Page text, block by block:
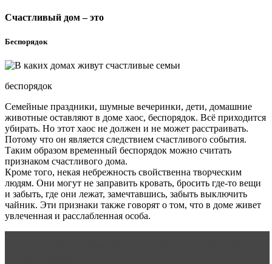
Счастливый дом – это
Беспорядок
беспорядок
Семейные праздники, шумные вечеринки, дети, домашние
животные оставляют в доме хаос, беспорядок. Всё приходится
убирать. Но этот хаос не должен и не может расстраивать.
Потому что он является следствием счастливого события.
Таким образом временный беспорядок можно считать
признаком счастливого дома.
Кроме того, некая небрежность свойственна творческим
людям. Они могут не заправить кровать, бросить где-то вещи
и забыть, где они лежат, замечтавшись, забыть выключить
чайник. Эти признаки также говорят о том, что в доме живет
увлеченная и расслабленная особа.